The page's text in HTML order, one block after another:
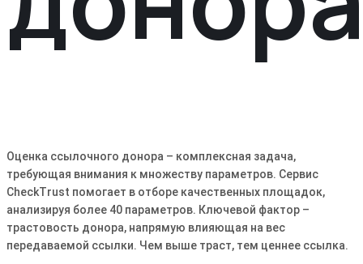
Оценка ссылочного донора – комплексная задача,
требующая внимания к множеству параметров․ Сервис
CheckTrust помогает в отборе качественных площадок,
анализируя более 40 параметров․ Ключевой фактор –
трастовость донора, напрямую влияющая на вес
передаваемой ссылки․ Чем выше траст, тем ценнее ссылка․